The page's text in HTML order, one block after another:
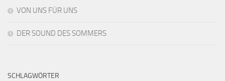
VON UNS FÜR UNS
DER SOUND DES SOMMERS
SCHLAGWÖRTER